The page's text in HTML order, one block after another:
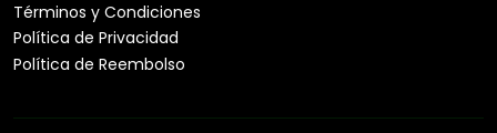
Términos y Condiciones
Política de Privacidad
Política de Reembolso